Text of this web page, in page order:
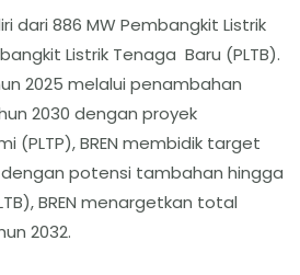
dari 886 MW Pembangkit Listrik
Listrik Tenaga Baru (PLTB).
2025 melalui penambahan
2030 dengan proyek
BREN membidik target
dengan potensi tambahan hingga
BREN menargetkan total
2032.